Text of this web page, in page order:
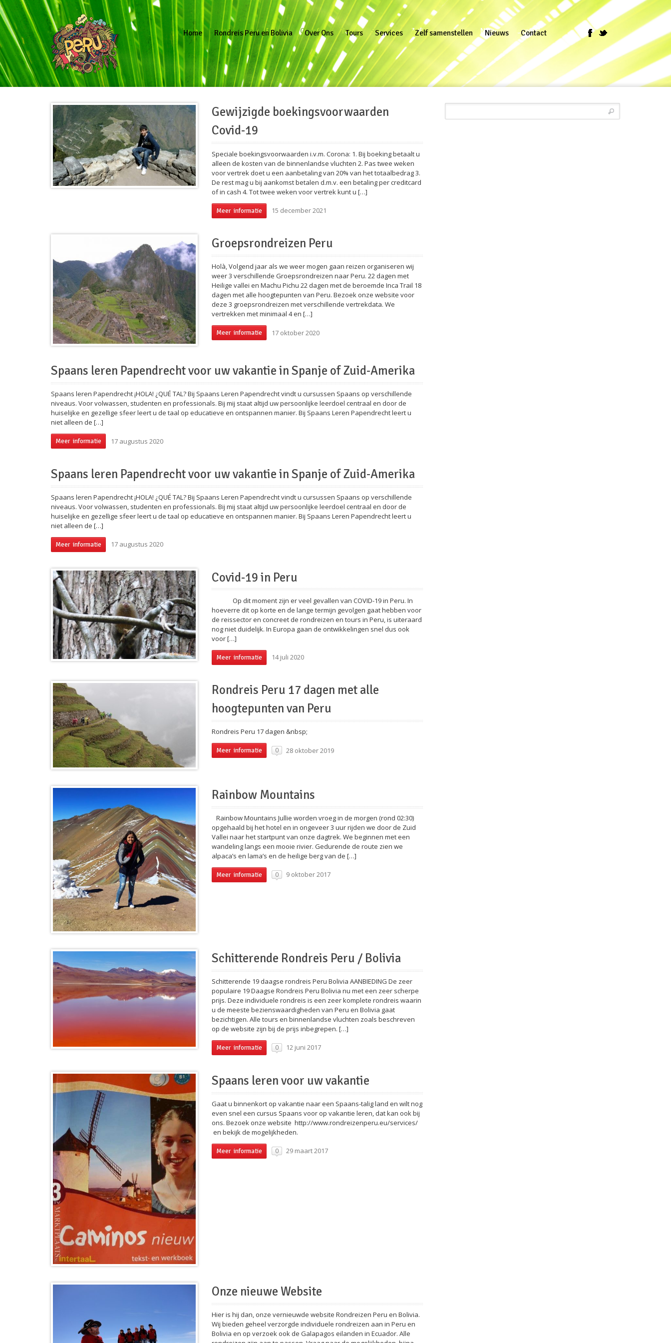
Home
Home Rondreis Peru en Bolivia
Rondreis Peru en Bolivia Over Ons
Over Ons Tours
Tours Services
Services Zelf samenstellen
Zelf samenstellen Nieuws
Nieuws Contact
Contact
Gewijzigde boekingsvoorwaarden
Covid-19
Speciale boekingsvoorwaarden i.v.m. Corona: 1. Bij boeking betaalt u
alleen de kosten van de binnenlandse vluchten 2. Pas twee weken
voor vertrek doet u een aanbetaling van 20% van het totaalbedrag 3.
De rest mag u bij aankomst betalen d.m.v. een betaling per creditcard
of in cash 4. Tot twee weken voor vertrek kunt u […]
Meer informatie 15 december 2021
Groepsrondreizen Peru
Holà, Volgend jaar als we weer mogen gaan reizen organiseren wij
weer 3 verschillende Groepsrondreizen naar Peru. 22 dagen met
Heilige vallei en Machu Pichu 22 dagen met de beroemde Inca Trail 18
dagen met alle hoogtepunten van Peru. Bezoek onze website voor
deze 3 groepsrondreizen met verschillende vertrekdata. We
vertrekken met minimaal 4 en […]
Meer informatie 17 oktober 2020
Spaans leren Papendrecht voor uw vakantie in Spanje of Zuid-Amerika
Spaans leren Papendrecht ¡HOLA! ¿QUÉ TAL? Bij Spaans Leren Papendrecht vindt u cursussen Spaans op verschillende
niveaus. Voor volwassen, studenten en professionals. Bij mij staat altijd uw persoonlijke leerdoel centraal en door de
huiselijke en gezellige sfeer leert u de taal op educatieve en ontspannen manier. Bij Spaans Leren Papendrecht leert u
niet alleen de […]
Meer informatie 17 augustus 2020
Spaans leren Papendrecht voor uw vakantie in Spanje of Zuid-Amerika
Spaans leren Papendrecht ¡HOLA! ¿QUÉ TAL? Bij Spaans Leren Papendrecht vindt u cursussen Spaans op verschillende
niveaus. Voor volwassen, studenten en professionals. Bij mij staat altijd uw persoonlijke leerdoel centraal en door de
huiselijke en gezellige sfeer leert u de taal op educatieve en ontspannen manier. Bij Spaans Leren Papendrecht leert u
niet alleen de […]
Meer informatie 17 augustus 2020
Covid-19 in Peru
Op dit moment zijn er veel gevallen van COVID-19 in Peru. In
hoeverre dit op korte en de lange termijn gevolgen gaat hebben voor
de reissector en concreet de rondreizen en tours in Peru, is uiteraard
nog niet duidelijk. In Europa gaan de ontwikkelingen snel dus ook
voor […]
Meer informatie 14 juli 2020
Rondreis Peru 17 dagen met alle
hoogtepunten van Peru
Rondreis Peru 17 dagen &nbsp;
Meer informatie 0 28 oktober 2019
Rainbow Mountains
Rainbow Mountains Jullie worden vroeg in de morgen (rond 02:30)
opgehaald bij het hotel en in ongeveer 3 uur rijden we door de Zuid
Vallei naar het startpunt van onze dagtrek. We beginnen met een
wandeling langs een mooie rivier. Gedurende de route zien we
alpaca’s en lama’s en de heilige berg van de […]
Meer informatie 0 9 oktober 2017
Schitterende Rondreis Peru / Bolivia
Schitterende 19 daagse rondreis Peru Bolivia AANBIEDING De zeer
populaire 19 Daagse Rondreis Peru Bolivia nu met een zeer scherpe
prijs. Deze individuele rondreis is een zeer komplete rondreis waarin
u de meeste bezienswaardigheden van Peru en Bolivia gaat
bezichtigen. Alle tours en binnenlandse vluchten zoals beschreven
op de website zijn bij de prijs inbegrepen. […]
Meer informatie 0 12 juni 2017
Spaans leren voor uw vakantie
Gaat u binnenkort op vakantie naar een Spaans-talig land en wilt nog
even snel een cursus Spaans voor op vakantie leren, dat kan ook bij
ons. Bezoek onze website http://www.rondreizenperu.eu/services/
en bekijk de mogelijkheden.
Meer informatie 0 29 maart 2017
Onze nieuwe Website
Hier is hij dan, onze vernieuwde website Rondreizen Peru en Bolivia.
Wij bieden geheel verzorgde individuele rondreizen aan in Peru en
Bolivia en op verzoek ook de Galapagos eilanden in Ecuador. Alle